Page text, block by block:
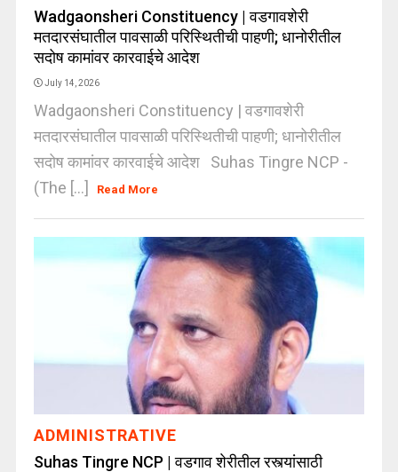
Wadgaonsheri Constituency | वडगावशेरी
मतदारसंघातील पावसाळी परिस्थितीची पाहणी; धानोरीतील
सदोष कामांवर कारवाईचे आदेश
July 14, 2026
Wadgaonsheri Constituency | वडगावशेरी
मतदारसंघातील पावसाळी परिस्थितीची पाहणी; धानोरीतील
सदोष कामांवर कारवाईचे आदेश Suhas Tingre NCP -
(The [...]
Read More
ADMINISTRATIVE
Suhas Tingre NCP | वडगाव शेरीतील रस्त्यांसाठी